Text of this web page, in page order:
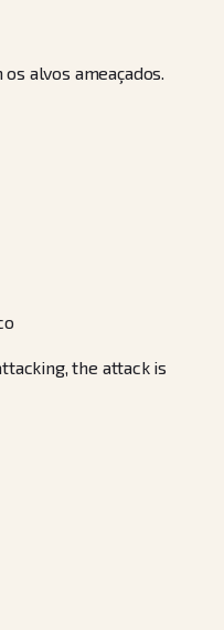
alvos ameaçados.
the attack is